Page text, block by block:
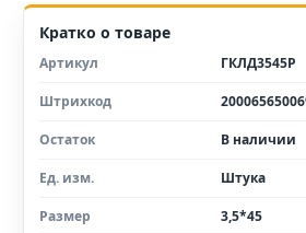
Кратко о товаре
Артикул ГКЛД3545Р
Штрихкод
Остаток В наличии
Ед. изм. Штука
Размер 3,5*45